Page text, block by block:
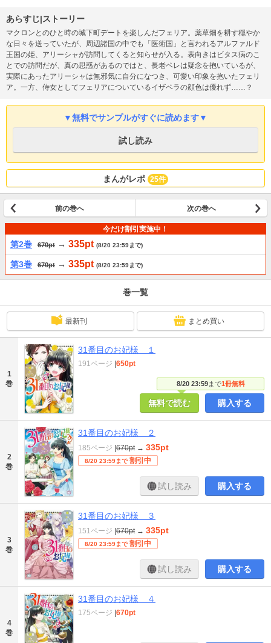
あらすじ|ストーリー
マクロンとのひと時の城下町デートを楽しんだフェリア。薬草畑を耕す穏やか
な日々を送っていたが、周辺諸国の中でも「医術国」と言われるアルファルド
王国の姫、アリーシャが訪問してくると知らせが入る。表向きはビタス病のこ
とでの訪問だが、真の思惑があるのではと、長老ペレは疑念を抱いているが、
実際にあったアリーシャは無邪気に自分になつき、可愛い印象を抱いたフェリ
ア。一方、侍女としてフェリアについているイザベラの顔色は優れず……？
▼無料でサンプルがすぐに読めます▼
試し読み
まんがレポ 25件
前の巻へ 次の巻へ
今だけ割引実施中！
第2巻 670pt → 335pt (8/20 23:59まで)
第3巻 670pt → 335pt (8/20 23:59まで)
巻一覧
最新刊 まとめ買い
1
巻
31番目のお妃様 １
8/20 23:59まで1冊無料
191ページ |650pt
無料で読む 購入する
2
巻
31番目のお妃様 ２
185ページ |670pt → 335pt
8/20 23:59まで 割引中
試し読み 購入する
3
巻
31番目のお妃様 ３
151ページ |670pt → 335pt
8/20 23:59まで 割引中
試し読み 購入する
4
巻
31番目のお妃様 ４
175ページ |670pt